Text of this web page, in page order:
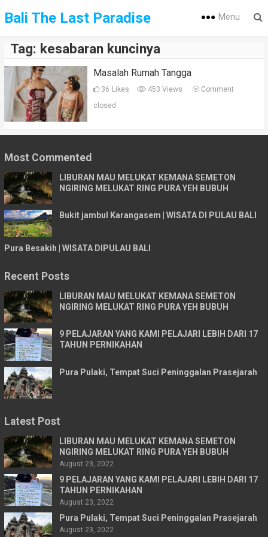
Bali The Last Paradise Menu
Tag: kesabaran kuncinya
Masalah Rumah Tangga
36 Likes 453 Views
Comment
closed
Most Commented
LIBURAN MAU MELUKAT KEMANA SEMETON
NGIRING MELUKAT RING PURA YEH BUBUH
Bukit jambul Karangasem | WISATA DI PULAU BALI
Pura Besakih | WISATA DIPULAU BALI
Recent Posts
LIBURAN MAU MELUKAT KEMANA SEMETON
NGIRING MELUKAT RING PURA YEH BUBUH
9 PELAJARAN YANG KAMI PELAJARI LEBIH DARI 17
TAHUN PERNIKAHAN
Pura Pulaki, Tempat Suci Peninggalan Prasejarah
Latest Post
LIBURAN MAU MELUKAT KEMANA SEMETON
NGIRING MELUKAT RING PURA YEH BUBUH
August 23, 2022
9 PELAJARAN YANG KAMI PELAJARI LEBIH DARI 17
TAHUN PERNIKAHAN
August 23, 2022
Pura Pulaki, Tempat Suci Peninggalan Prasejarah
August 23, 2022